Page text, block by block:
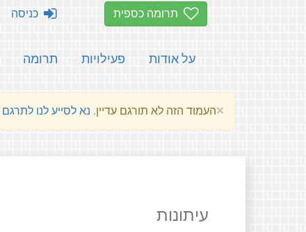
תרומה כספית
על אודות פעילויות תרומה
כניסה
×העמוד הזה לא תורגם עדיין. נא לסייע לנו לתרגם
עיתונות